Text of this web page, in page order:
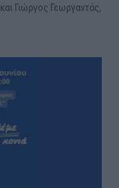
Γιώργος Γεωργαντάς,